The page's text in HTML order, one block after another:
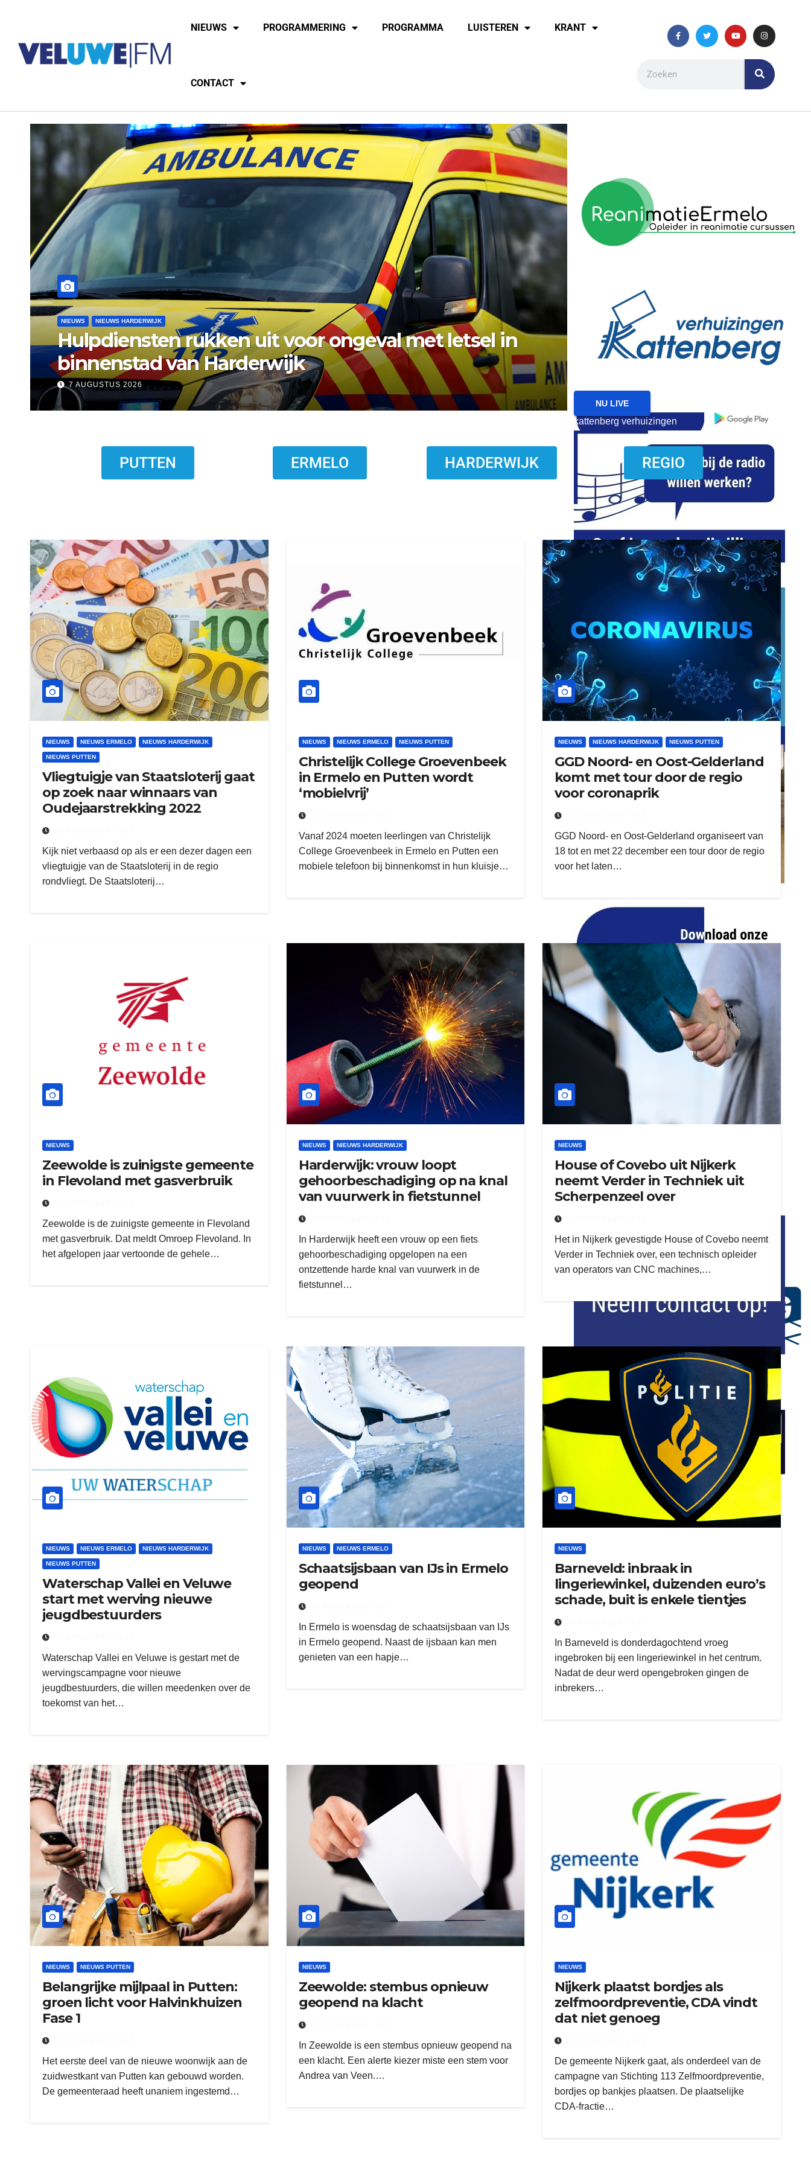
NIEUWS PROGRAMMERING PROGRAMMA LUISTEREN KRANT
CONTACT
NIEUWS NIEUWS ERMELO
Gemeente Ermelo wijst bezwaar vishandel af:
standplaats op Markt stopt eind 2026
7 AUGUSTUS 2026
NIEUWS NIEUWS ERMELO
Brand gemeld bij
Ermelo
reanimatie ermelo
dierenkliniekputten
word vrijwilliger (1)
zielman
delangekortland
kleijer
henkvandeberg
kattenberg verhuizingen
word vrijwilliger (1)
refreshed webdesign putten
download onzze App
flitsmeister
ook adverteren
duo montage
gijs zwart interieurbouw
NU LIVE
PUTTEN ERMELO HARDERWIJK REGIO
NIEUWS NIEUWS ERMELO NIEUWS HARDERWIJK
NIEUWS PUTTEN
Vliegtuigje van Staatsloterij gaat
op zoek naar winnaars van
Oudejaarstrekking 2022
Kijk niet verbaasd op als er een dezer dagen een
vliegtuigje van de Staatsloterij in de regio
rondvliegt. De Staatsloterij…
NIEUWS NIEUWS ERMELO NIEUWS PUTTEN
Christelijk College Groevenbeek
in Ermelo en Putten wordt
‘mobielvrij’
Vanaf 2024 moeten leerlingen van Christelijk
College Groevenbeek in Ermelo en Putten een
mobiele telefoon bij binnenkomst in hun kluisje…
NIEUWS NIEUWS HARDERWIJK NIEUWS PUTTEN
GGD Noord- en Oost-Gelderland
komt met tour door de regio
voor coronaprik
GGD Noord- en Oost-Gelderland organiseert van
18 tot en met 22 december een tour door de regio
voor het laten…
NIEUWS
Zeewolde is zuinigste gemeente
in Flevoland met gasverbruik
Zeewolde is de zuinigste gemeente in Flevoland
met gasverbruik. Dat meldt Omroep Flevoland. In
het afgelopen jaar vertoonde de gehele…
NIEUWS NIEUWS HARDERWIJK
Harderwijk: vrouw loopt
gehoorbeschadiging op na knal
van vuurwerk in fietstunnel
In Harderwijk heeft een vrouw op een fiets
gehoorbeschadiging opgelopen na een
ontzettende harde knal van vuurwerk in de
fietstunnel…
NIEUWS
House of Covebo uit Nijkerk
neemt Verder in Techniek uit
Scherpenzeel over
Het in Nijkerk gevestigde House of Covebo neemt
Verder in Techniek over, een technisch opleider
van operators van CNC machines,…
NIEUWS NIEUWS ERMELO NIEUWS HARDERWIJK
NIEUWS PUTTEN
Waterschap Vallei en Veluwe
start met werving nieuwe
jeugdbestuurders
Waterschap Vallei en Veluwe is gestart met de
wervingscampagne voor nieuwe
jeugdbestuurders, die willen meedenken over de
toekomst van het…
NIEUWS NIEUWS ERMELO
Schaatsijsbaan van IJs in Ermelo
geopend
In Ermelo is woensdag de schaatsijsbaan van IJs
in Ermelo geopend. Naast de ijsbaan kan men
genieten van een hapje…
NIEUWS
Barneveld: inbraak in
lingeriewinkel, duizenden euro’s
schade, buit is enkele tientjes
In Barneveld is donderdagochtend vroeg
ingebroken bij een lingeriewinkel in het centrum.
Nadat de deur werd opengebroken gingen de
inbrekers…
NIEUWS NIEUWS PUTTEN
Belangrijke mijlpaal in Putten:
groen licht voor Halvinkhuizen
Fase 1
Het eerste deel van de nieuwe woonwijk aan de
zuidwestkant van Putten kan gebouwd worden.
De gemeenteraad heeft unaniem ingestemd…
NIEUWS
Zeewolde: stembus opnieuw
geopend na klacht
In Zeewolde is een stembus opnieuw geopend na
een klacht. Een alerte kiezer miste een stem voor
Andrea van Veen.…
NIEUWS
Nijkerk plaatst bordjes als
zelfmoordpreventie, CDA vindt
dat niet genoeg
De gemeente Nijkerk gaat, als onderdeel van de
campagne van Stichting 113 Zelfmoordpreventie,
bordjes op bankjes plaatsen. De plaatselijke
CDA-fractie…